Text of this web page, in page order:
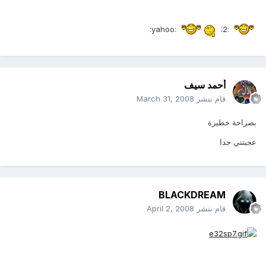
:2:
أحمد سيف
قام بنشر March 31, 2008
بصراحة خطيرة
عجبتني جدا
BLACKDREAM
قام بنشر April 2, 2008